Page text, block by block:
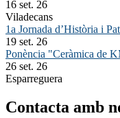
16 set. 26
Viladecans
1a Jornada d’Història i
19 set. 26
Ponència "Ceràmica de
26 set. 26
Esparreguera
Contacta amb